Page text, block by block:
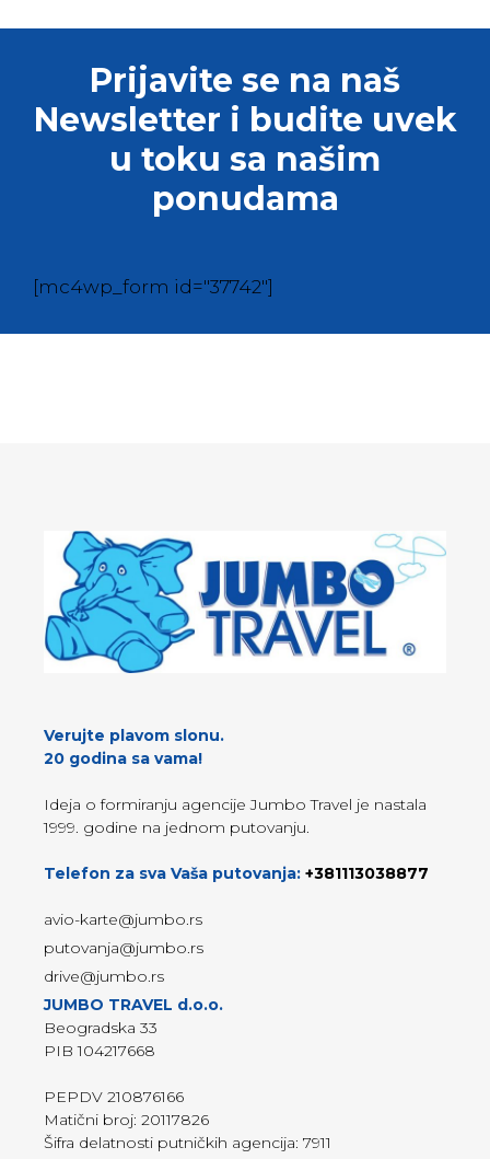
Prijavite se na naš
Newsletter i budite uvek
u toku sa našim
ponudama
[mc4wp_form id="37742"]
Verujte plavom slonu.
20 godina sa vama!
Ideja o formiranju agencije Jumbo Travel je nastala
1999. godine na jednom putovanju.
Telefon za sva Vaša putovanja: +381113038877
avio-karte@jumbo.rs
putovanja@jumbo.rs
drive@jumbo.rs
JUMBO TRAVEL d.o.o.
Beogradska 33
PIB 104217668
PEPDV 210876166
Matični broj: 20117826
Šifra delatnosti putničkih agencija: 7911